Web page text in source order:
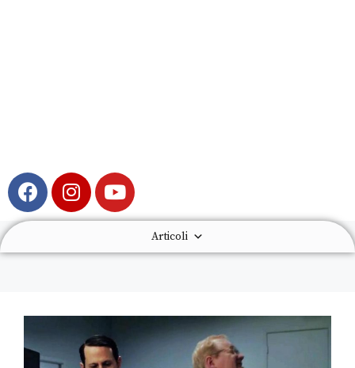
Articoli